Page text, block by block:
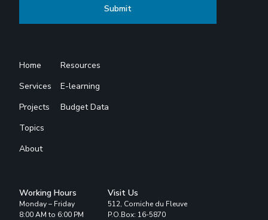
Home
Services
Projects
Topics
About
Resources
E-learning
Budget Data
Working Hours
Monday – Friday
8:00 AM to 6:00 PM
Visit Us
512, Corniche du Fleuve
P.O.Box: 16-5870